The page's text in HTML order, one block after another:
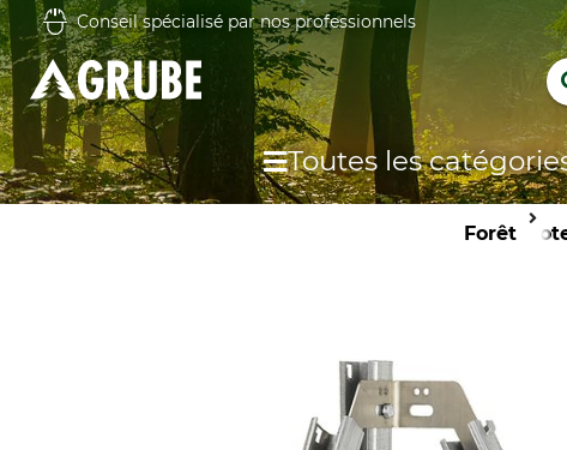
Conseil spécialisé par nos professionnels
Toutes les
Forêt